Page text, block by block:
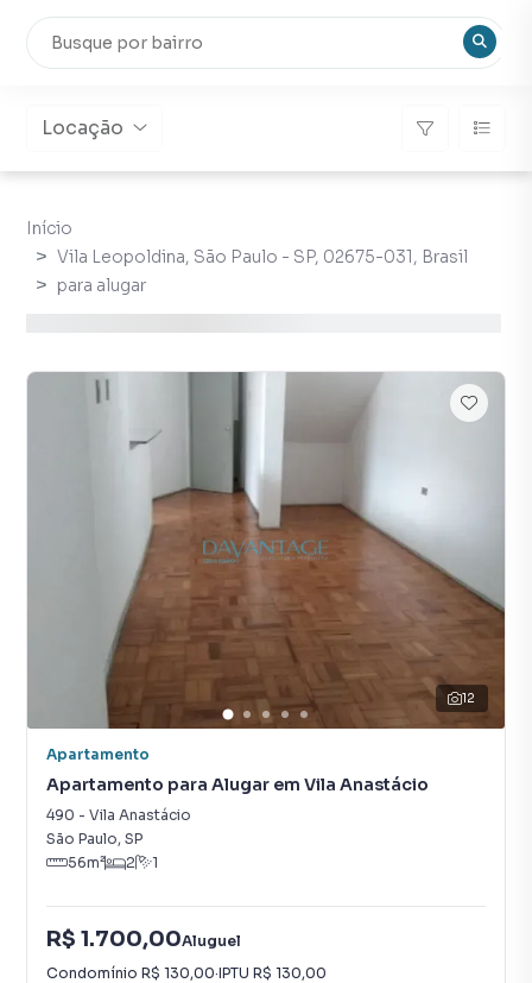
Locação
Início
Vila Leopoldina, São Paulo - SP, 02675-031, Brasil
para alugar
12
Apartamento
Apartamento para Alugar em Vila Anastácio
490 - Vila Anastácio
São Paulo, SP
56m² 2 1
R$ 1.700,00Aluguel
Condomínio R$ 130,00·IPTU R$ 130,00